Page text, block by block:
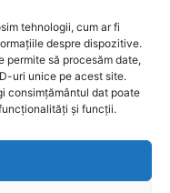
tehnologii, cum ar fi
despre dispozitive.
permite să procesăm date,
uri unice pe acest site.
consimțământul dat poate
și funcții.